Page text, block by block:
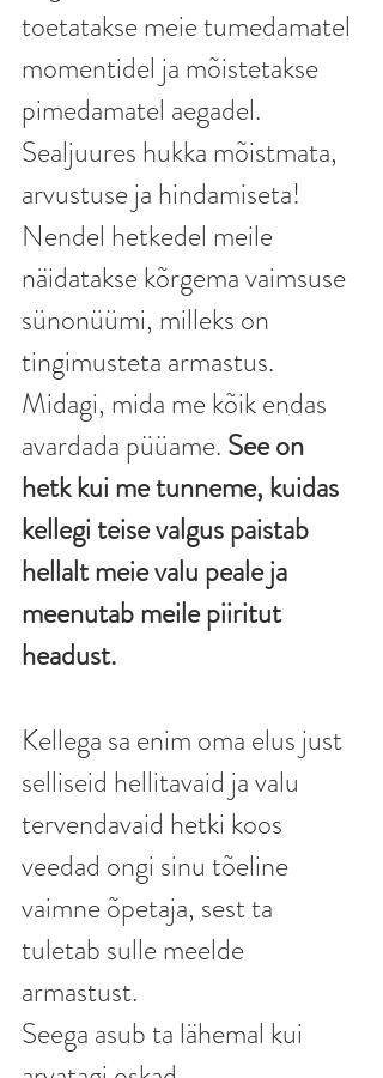
toetatakse meie tumedamatel
momentidel ja mõistetakse
pimedamatel aegadel.
Sealjuures hukka mõistmata,
arvustuse ja hindamiseta!
Nendel hetkedel meile
näidatakse kõrgema vaimsuse
sünonüümi, milleks on
tingimusteta armastus.
Midagi, mida me kõik endas
avardada püüame. See on
hetk kui me tunneme, kuidas
kellegi teise valgus paistab
hellalt meie valu peale ja
meenutab meile piiritut
headust.
Kellega sa enim oma elus just
selliseid hellitavaid ja valu
tervendavaid hetki koos
veedad ongi sinu tõeline
vaimne õpetaja, sest ta
tuletab sulle meelde
armastust.
Seega asub ta lähemal kui